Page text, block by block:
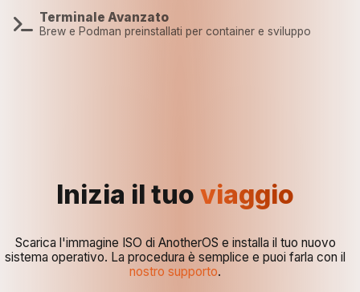
Terminale Avanzato
Brew e Podman preinstallati per container e sviluppo
Inizia il tuo viaggio
Scarica l'immagine ISO di AnotherOS e installa il tuo nuovo
sistema operativo. La procedura è semplice e puoi farla con il
nostro supporto.